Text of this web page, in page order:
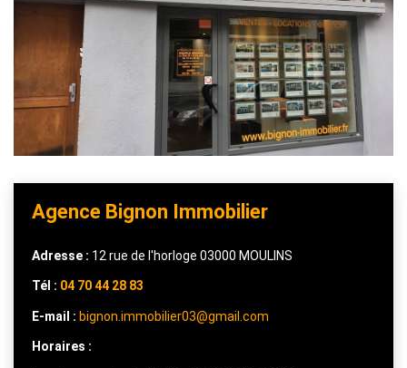
NOTRE AGENCE
ALERTE MAIL
CONTACT
Agence Bignon Immobilier
Adresse : 12 rue de l'horloge 03000 MOULINS
Tél : 04 70 44 28 83
E-mail : bignon.immobilier03@gmail.com
Horaires :